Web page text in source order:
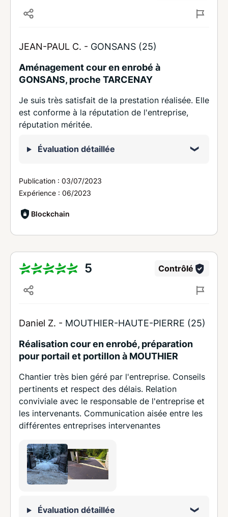
JEAN-PAUL C. - GONSANS (25)
Aménagement cour en enrobé à
GONSANS, proche TARCENAY
Je suis très satisfait de la prestation réalisée. Elle
est conforme à la réputation de l'entreprise,
réputation méritée.
Évaluation détaillée
Publication : 03/07/2023
Expérience : 06/2023
Blockchain
5 Contrôlé
Daniel Z. - MOUTHIER-HAUTE-PIERRE (25)
Réalisation cour en enrobé, préparation
pour portail et portillon à MOUTHIER
Chantier très bien géré par l'entreprise. Conseils
pertinents et respect des délais. Relation
conviviale avec le responsable de l'entreprise et
les intervenants. Communication aisée entre les
différentes entreprises intervenantes
Évaluation détaillée